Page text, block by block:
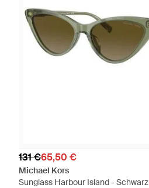
131 €65,50 €
Michael Kors
Sunglass Harbour Island - Schwarz